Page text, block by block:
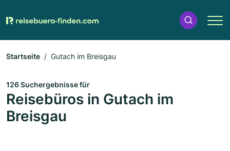
Startseite Gutach im Breisgau
126 Suchergebnisse für
Reisebüros in Gutach im
Breisgau